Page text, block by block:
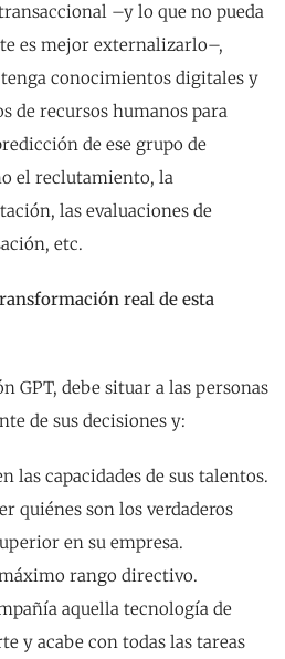
–y lo que no pueda
es mejor externalizarlo–,
conocimientos digitales y
de recursos humanos para
de ese grupo de
el reclutamiento, la
las evaluaciones de
etc.
real de esta
GPT, debe situar a las personas
de sus decisiones y:
las capacidades de sus talentos.
quiénes son los verdaderos
en su empresa.
rango directivo.
aquella tecnología de
y acabe con todas las tareas